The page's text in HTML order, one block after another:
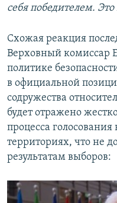
себя победителем.
Схожая реакция
Верховный комиссар
политике
в официальной
содружества
будет отражено
процесса
территориях, что не
результатам выборов: